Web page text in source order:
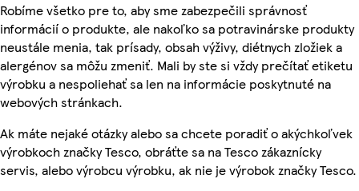
Robíme všetko pre to, aby sme zabezpečili správnosť
informácií o produkte, ale nakoľko sa potravinárske produkty
neustále menia, tak prísady, obsah výživy, diétnych zložiek a
alergénov sa môžu zmeniť. Mali by ste si vždy prečítať etiketu
výrobku a nespoliehať sa len na informácie poskytnuté na
webových stránkach.
Ak máte nejaké otázky alebo sa chcete poradiť o akýchkoľvek
výrobkoch značky Tesco, obráťte sa na Tesco zákaznícky
servis, alebo výrobcu výrobku, ak nie je výrobok značky Tesco.